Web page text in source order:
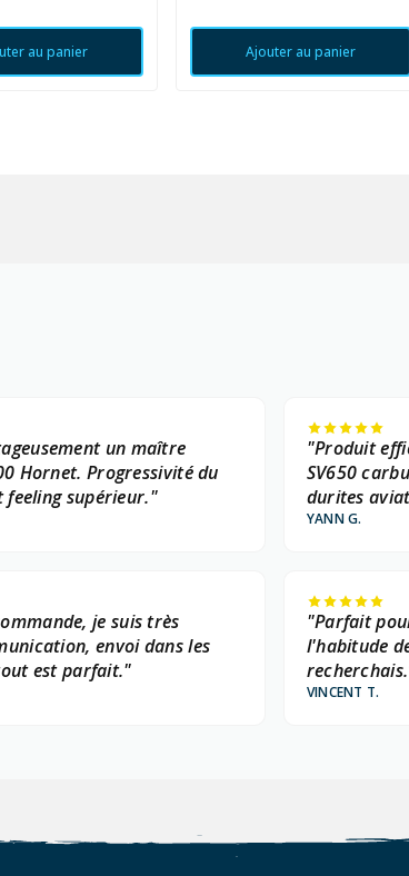
au panier Ajouter au panier
un maître
Hornet. Progressivité du
feeling supérieur."
"Produit
SV650
durites
YANN G.
je suis très
envoi dans les
est parfait."
"Parfait
l'habitude
VINCENT T.